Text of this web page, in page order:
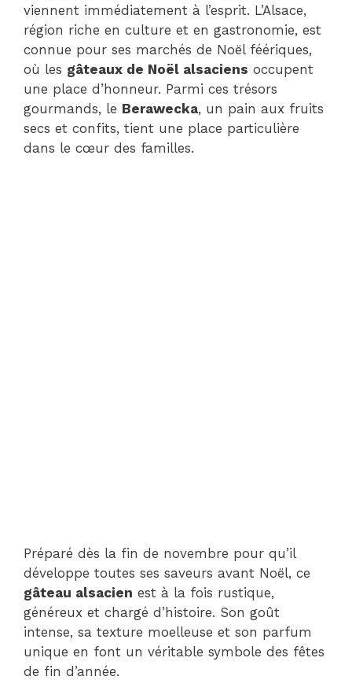
viennent immédiatement à l’esprit. L’Alsace,
région riche en culture et en gastronomie, est
connue pour ses marchés de Noël féériques,
où les gâteaux de Noël alsaciens occupent
une place d’honneur. Parmi ces trésors
gourmands, le Berawecka, un pain aux fruits
secs et confits, tient une place particulière
dans le cœur des familles.
Préparé dès la fin de novembre pour qu’il
développe toutes ses saveurs avant Noël, ce
gâteau alsacien est à la fois rustique,
généreux et chargé d’histoire. Son goût
intense, sa texture moelleuse et son parfum
unique en font un véritable symbole des fêtes
de fin d’année.